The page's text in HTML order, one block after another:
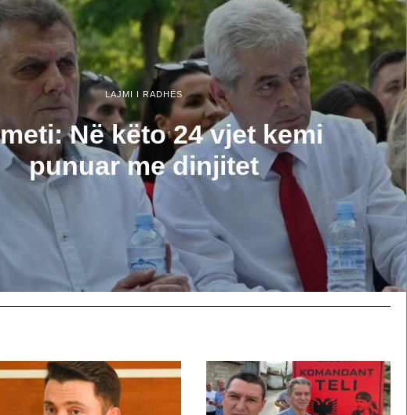
LAJMI I RADHËS
Në këto 24 vjet kemi
punuar me dinjitet